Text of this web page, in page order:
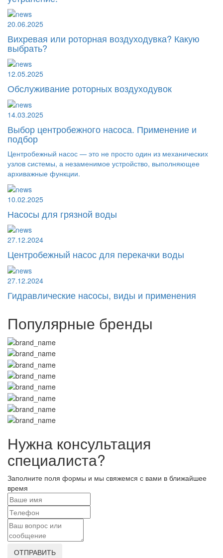
20.06.2025
Вихревая или роторная воздуходувка? Какую
выбрать?
12.05.2025
Обслуживание роторных воздуходувок
14.03.2025
Выбор центробежного насоса. Применение и
подбор
Центробежный насос — это не просто один из механических
узлов системы, а незаменимое устройство, выполняющее
архиважные функции.
10.02.2025
Насосы для грязной воды
27.12.2024
Центробежный насос для перекачки воды
27.12.2024
Гидравлические насосы, виды и применения
Популярные бренды
Нужна консультация
специалиста?
Заполните поля формы и мы свяжемся с вами в ближайшее
время
ОТПРАВИТЬ